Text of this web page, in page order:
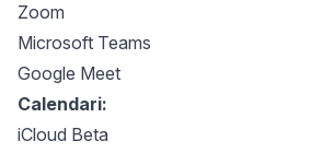
Zoom
Microsoft Teams
Google Meet
Calendari:
iCloud Beta